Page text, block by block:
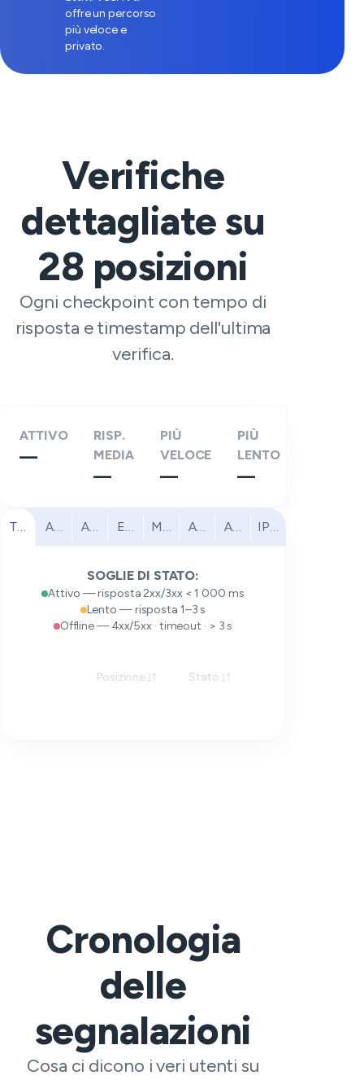
offre un percorso
più veloce e
privato.
Verifiche
dettagliate su
28 posizioni
Ogni checkpoint con tempo di
risposta e timestamp dell'ultima
verifica.
ATTIVO
—
RISP.
MEDIA
—
PIÙ
VELOCE
—
PIÙ
LENTO
—
Tutti America del Nord
America del Sud
EuropaMedio Oriente
Africa Asia Pacifico
IPv6
SOGLIE DI STATO:
Attivo — risposta 2xx/3xx < 1 000 ms
Lento — risposta 1–3 s
Offline — 4xx/5xx · timeout · > 3 s
Posizione Stato
Cronologia
delle
segnalazioni
Cosa ci dicono i veri utenti su